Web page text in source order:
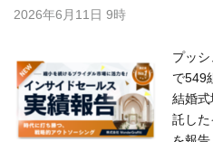
2026年6月11日 9時
プッ
で549
結婚
託し